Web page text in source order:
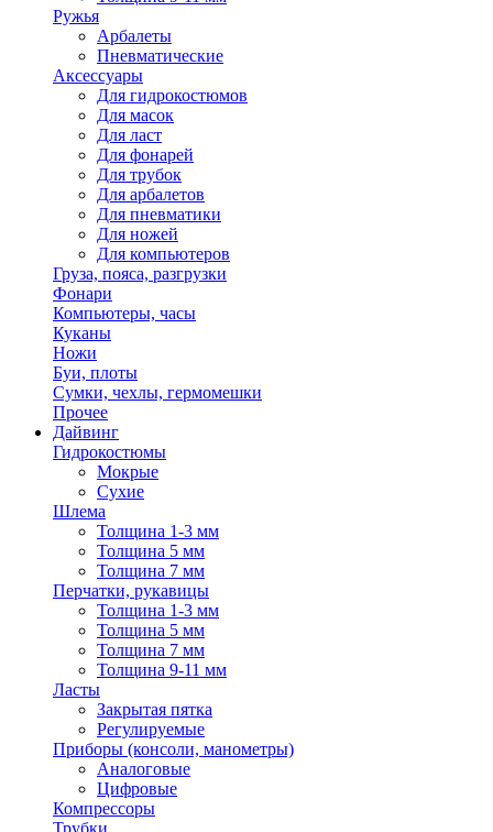
Ружья
Арбалеты
Пневматические
Аксессуары
Для гидрокостюмов
Для масок
Для ласт
Для фонарей
Для трубок
Для арбалетов
Для пневматики
Для ножей
Для компьютеров
Груза, пояса, разгрузки
Фонари
Компьютеры, часы
Куканы
Ножи
Буи, плоты
Сумки, чехлы, гермомешки
Прочее
Дайвинг
Гидрокостюмы
Мокрые
Сухие
Шлема
Толщина 1-3 мм
Толщина 5 мм
Толщина 7 мм
Перчатки, рукавицы
Толщина 1-3 мм
Толщина 5 мм
Толщина 7 мм
Толщина 9-11 мм
Ласты
Закрытая пятка
Регулируемые
Приборы (консоли, манометры)
Аналоговые
Цифровые
Компрессоры
Трубки